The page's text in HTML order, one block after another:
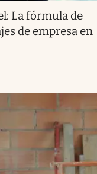
La fórmula de
de empresa en